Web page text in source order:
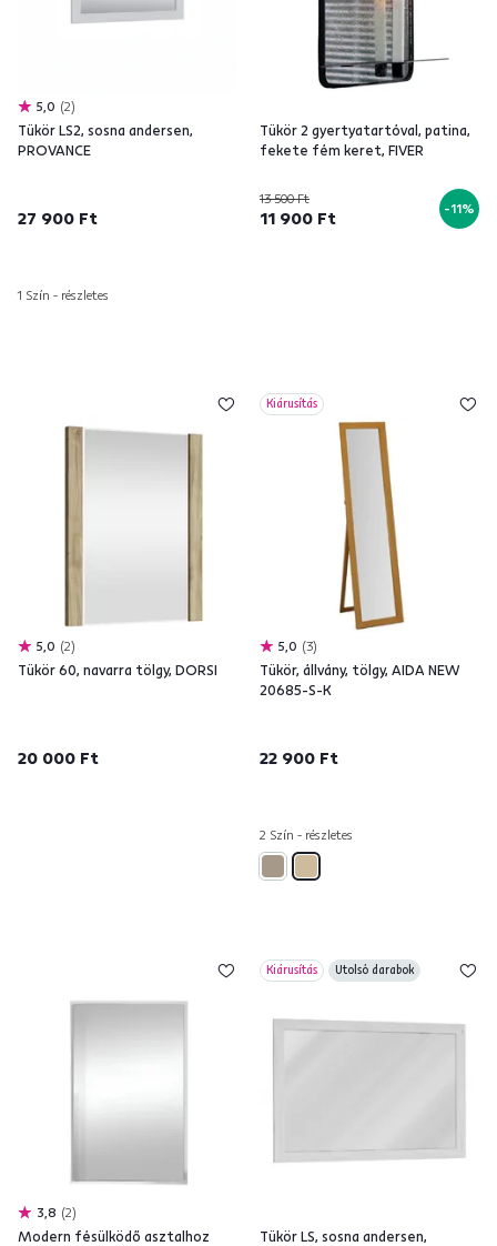
5,0 2
Tükör LS2, sosna andersen,
PROVANCE
27 900 Ft
1 Szín - részletes
Tükör 2 gyertyatartóval, patina,
fekete fém keret, FIVER
13 500 Ft
11 900 Ft -11%
5,0 2
Tükör 60, navarra tölgy, DORSI
20 000 Ft
Kiárusítás
5,0 3
Tükör, állvány, tölgy, AIDA NEW
20685-S-K
22 900 Ft
2 Szín - részletes
3,8 2
Modern fésülködő asztalhoz
Kiárusítás Utolsó darabok
Tükör LS, sosna andersen,